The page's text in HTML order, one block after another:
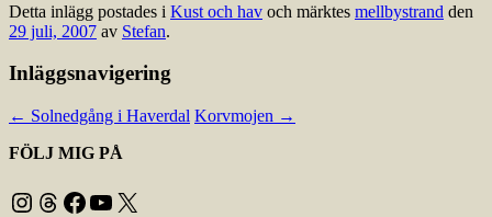
Detta inlägg postades i Kust och hav och märktes mellbystrand den
29 juli, 2007 av Stefan.
Inläggsnavigering
← Solnedgång i Haverdal Korvmojen →
FÖLJ MIG PÅ
Instagram
Threads
Facebook
YouTube
X